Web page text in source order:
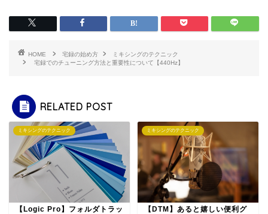
HOME 宅録の始め方
ミキシングのテクニック
宅録でのチューニング方法と重要性について【440Hz】
RELATED POST
ミキシングのテクニック
【Logic Pro】フォルダトラッ
ミキシングのテクニック
【DTM】あると嬉しい便利グ